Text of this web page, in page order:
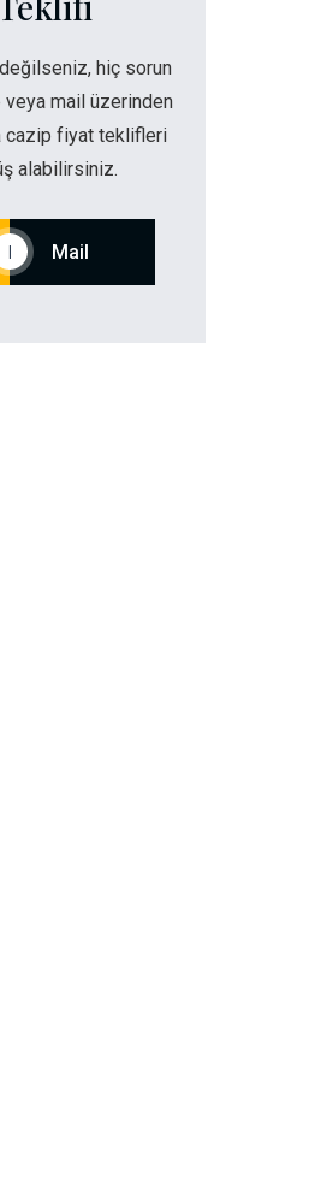
hiç sorun
mail üzerinden
cazip fiyat teklifleri
alabilirsiniz.
Mail